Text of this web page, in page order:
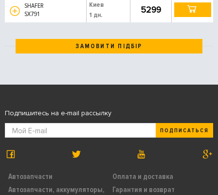
SHAFER
SX791
Киев
1 дн.
5299
ЗАМОВИТИ ПІДБІР
Автозапчасти
Автозапчасти, аккумуляторы,
Оплата и доставка
Гарантия и возврат
Подпишитесь на e-mail рассылку
ПОДПИСАТЬСЯ